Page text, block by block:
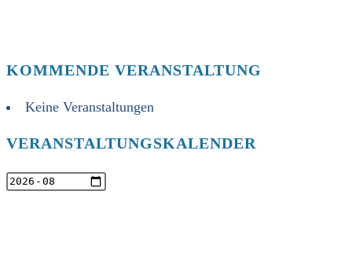
KOMMENDE VERANSTALTUNG
Keine Veranstaltungen
VERANSTALTUNGSKALENDER